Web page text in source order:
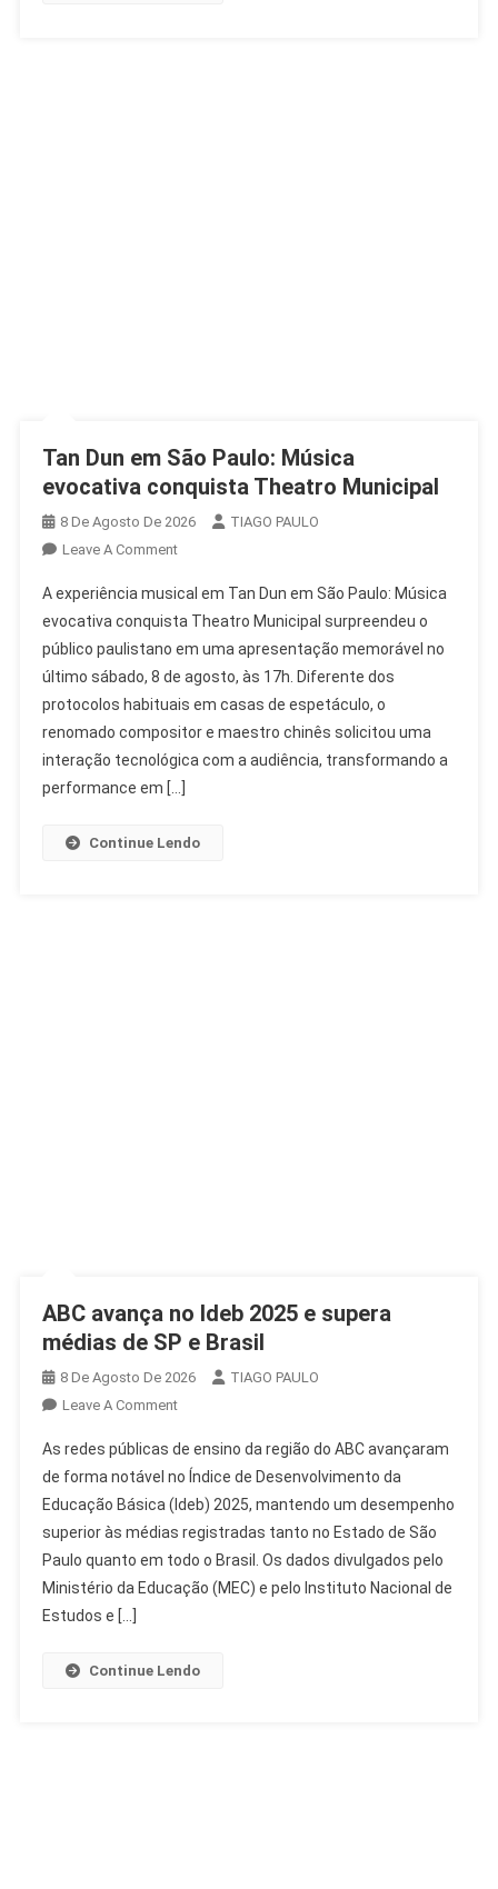
Tan Dun em São Paulo: Música
evocativa conquista Theatro Municipal
8 De Agosto De 2026
TIAGO PAULO
Leave A CommentOn
Dun
Em
São
Paulo:
Música
Evocativa
Conquista
Theatro
A experiência musical em Tan Dun em São Paulo: Música
evocativa conquista Theatro Municipal surpreendeu o
público paulistano em uma apresentação memorável no
último sábado, 8 de agosto, às 17h. Diferente dos
protocolos habituais em casas de espetáculo, o
renomado compositor e maestro chinês solicitou uma
interação tecnológica com a audiência, transformando a
performance em […]
Continue Lendo
ABC avança no Ideb 2025 e supera
médias de SP e Brasil
8 De Agosto De 2026
TIAGO PAULO
Leave A CommentOn
Avança
No
Ideb
2025
E
Supera
As redes públicas de ensino da região do ABC avançaram
de forma notável no Índice de Desenvolvimento da
Educação Básica (Ideb) 2025, mantendo um desempenho
superior às médias registradas tanto no Estado de São
Paulo quanto em todo o Brasil. Os dados divulgados pelo
Ministério da Educação (MEC) e pelo Instituto Nacional de
Estudos e […]
Continue Lendo